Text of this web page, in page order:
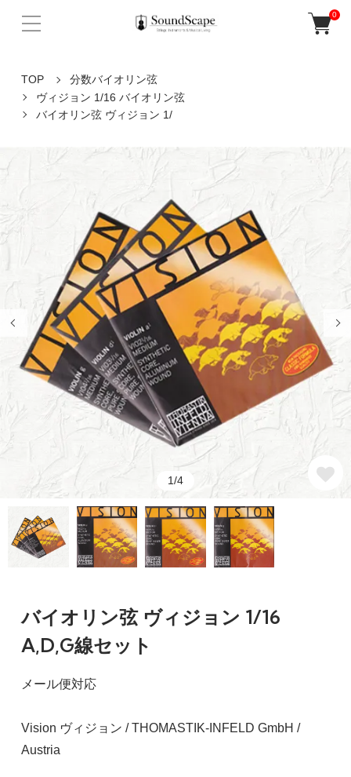
0
TOP
分数バイオリン弦
ヴィジョン 1/16 バイオリン弦
バイオリン弦 ヴィジョン 1/
1/4
バイオリン弦 ヴィジョン 1/16
A,D,G線セット
メール便対応
Vision ヴィジョン / THOMASTIK-INFELD GmbH /
Austria